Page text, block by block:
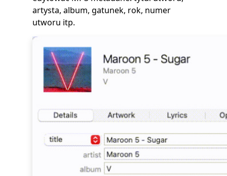
artysta, album, gatunek, rok, numer
utworu itp.